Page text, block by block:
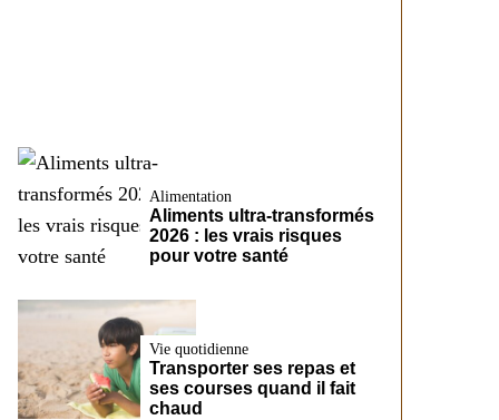
Alimentation
Aliments ultra-transformés
2026 : les vrais risques
pour votre santé
Vie quotidienne
Transporter ses repas et
ses courses quand il fait
chaud